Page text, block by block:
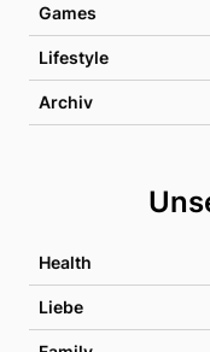
Games
Lifestyle
Archiv
Health
Liebe